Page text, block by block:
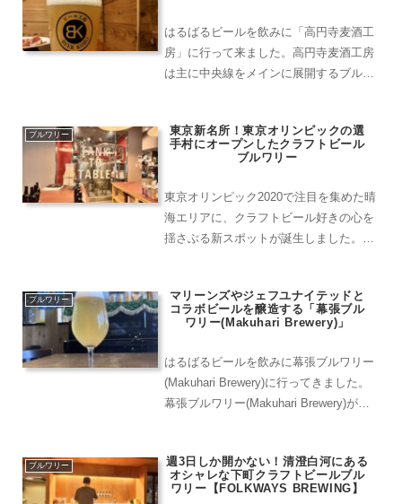
はるばるビールを飲みに「高円寺麦酒工
房」に行って来ました。高円寺麦酒工房
は主に中央線をメインに展開するブルワ
クラフトビールブームの先駆けともいえ
るお店。高円寺麦酒工...
ブルワリー
東京新名所！東京オリンピックの選
手村にオープンしたクラフトビール
ブルワリー
東京オリンピック2020で注目を集めた晴
海エリアに、クラフトビール好きの心を
揺さぶる新スポットが誕生しました。そ
クラフトビールを心ゆくまで味わえるブ
ルワリーとレストラン...
ブルワリー
マリーンズやジェフユナイテッドと
コラボビールを醸造する「幕張ブル
ワリー(Makuhari Brewery)」
はるばるビールを飲みに幕張ブルワリー
(Makuhari Brewery)に行ってきました。
幕張ブルワリー(Makuhari Brewery)があ
パークがある駅です。ラ...
ブルワリー
週3日しか開かない！清澄白河にある
オシャレな下町クラフトビールブル
ワリー【FOLKWAYS BREWING】